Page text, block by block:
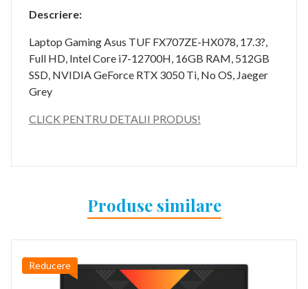
Descriere:
Laptop Gaming Asus TUF FX707ZE-HX078, 17.3?,
Full HD, Intel Core i7-12700H, 16GB RAM, 512GB
SSD, NVIDIA GeForce RTX 3050 Ti, No OS, Jaeger
Grey
CLICK PENTRU DETALII PRODUS!
Produse similare
Reducere